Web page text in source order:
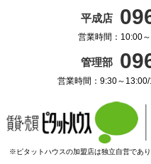
平成店
営業時間：10:00
管理部
営業時間：9:30～
※ピタットハウスの加盟店は独立自営であ